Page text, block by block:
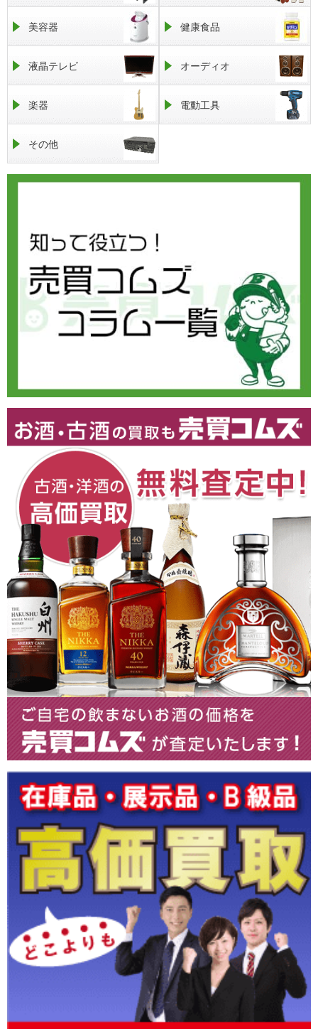
美容器 健康食品
液晶テレビ オーディオ
楽器 電動工具
その他